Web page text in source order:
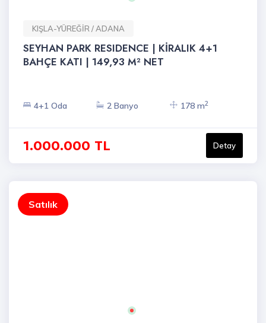
KIŞLA-YÜREĞİR / ADANA
SEYHAN PARK RESIDENCE | KİRALIK 4+1
BAHÇE KATI | 149,93 M² NET
4+1 Oda 2 Banyo 178 m2
1.000.000 TL Detay
Satılık